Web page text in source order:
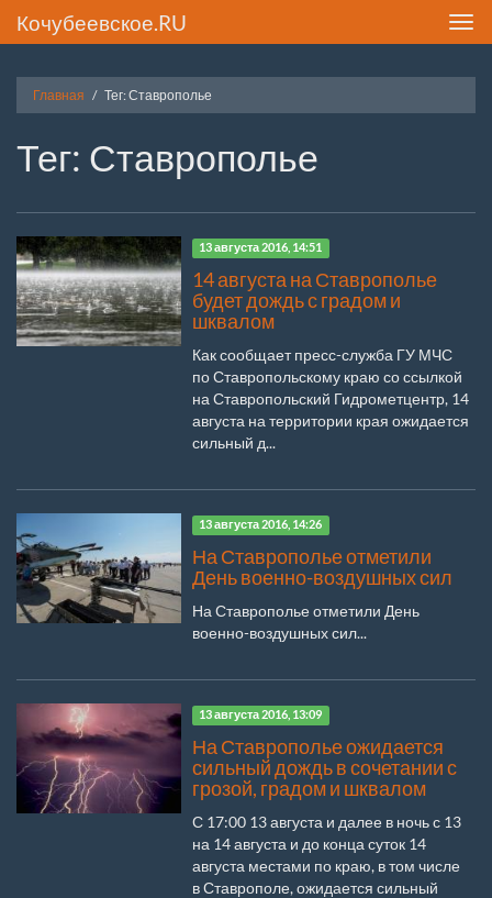
Кочубеевское.RU
Главная Тег: Ставрополье
Тег: Ставрополье
13 августа 2016, 14:51
14 августа на Ставрополье
будет дождь с градом и
шквалом
Как сообщает пресс-служба ГУ МЧС
по Ставропольскому краю со ссылкой
на Ставропольский Гидрометцентр, 14
августа на территории края ожидается
сильный д...
13 августа 2016, 14:26
На Ставрополье отметили
День военно-воздушных сил
На Ставрополье отметили День
военно-воздушных сил...
13 августа 2016, 13:09
На Ставрополье ожидается
сильный дождь в сочетании с
грозой, градом и шквалом
С 17:00 13 августа и далее в ночь с 13
на 14 августа и до конца суток 14
августа местами по краю, в том числе
в Ставрополе, ожидается сильный